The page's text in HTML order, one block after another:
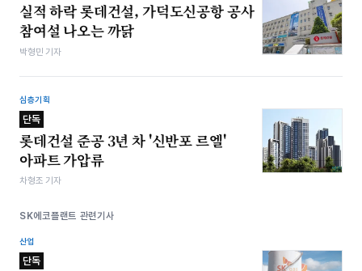
실적 하락 롯데건설, 가덕도신공항 공사
참여설 나오는 까닭
박형민 기자
심층기획
단독
롯데건설 준공 3년 차 '신반포 르엘'
아파트 가압류
차형조 기자
SK에코플랜트 관련기사
산업
단독